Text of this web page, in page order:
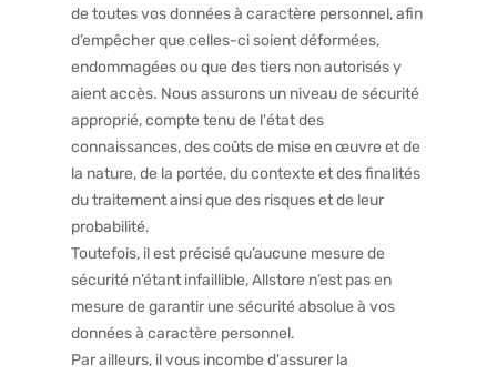
de toutes vos données à caractère personnel, afin
d’empêcher que celles-ci soient déformées,
endommagées ou que des tiers non autorisés y
aient accès. Nous assurons un niveau de sécurité
approprié, compte tenu de l'état des
connaissances, des coûts de mise en œuvre et de
la nature, de la portée, du contexte et des finalités
du traitement ainsi que des risques et de leur
probabilité.
Toutefois, il est précisé qu’aucune mesure de
sécurité n’étant infaillible, Allstore n’est pas en
mesure de garantir une sécurité absolue à vos
données à caractère personnel.
Par ailleurs, il vous incombe d'assurer la